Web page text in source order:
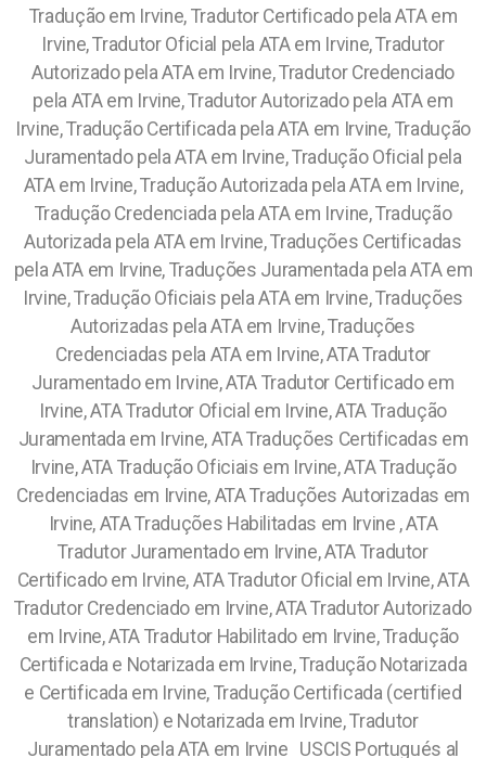
Tradução em Irvine, Tradutor Certificado pela ATA em
Irvine, Tradutor Oficial pela ATA em Irvine, Tradutor
Autorizado pela ATA em Irvine, Tradutor Credenciado
pela ATA em Irvine, Tradutor Autorizado pela ATA em
Irvine, Tradução Certificada pela ATA em Irvine, Tradução
Juramentado pela ATA em Irvine, Tradução Oficial pela
ATA em Irvine, Tradução Autorizada pela ATA em Irvine,
Tradução Credenciada pela ATA em Irvine, Tradução
Autorizada pela ATA em Irvine, Traduções Certificadas
pela ATA em Irvine, Traduções Juramentada pela ATA em
Irvine, Tradução Oficiais pela ATA em Irvine, Traduções
Autorizadas pela ATA em Irvine, Traduções
Credenciadas pela ATA em Irvine, ATA Tradutor
Juramentado em Irvine, ATA Tradutor Certificado em
Irvine, ATA Tradutor Oficial em Irvine, ATA Tradução
Juramentada em Irvine, ATA Traduções Certificadas em
Irvine, ATA Tradução Oficiais em Irvine, ATA Tradução
Credenciadas em Irvine, ATA Traduções Autorizadas em
Irvine, ATA Traduções Habilitadas em Irvine , ATA
Tradutor Juramentado em Irvine, ATA Tradutor
Certificado em Irvine, ATA Tradutor Oficial em Irvine, ATA
Tradutor Credenciado em Irvine, ATA Tradutor Autorizado
em Irvine, ATA Tradutor Habilitado em Irvine, Tradução
Certificada e Notarizada em Irvine, Tradução Notarizada
e Certificada em Irvine, Tradução Certificada (certified
translation) e Notarizada em Irvine, Tradutor
Juramentado pela ATA em Irvine USCIS Portugués al